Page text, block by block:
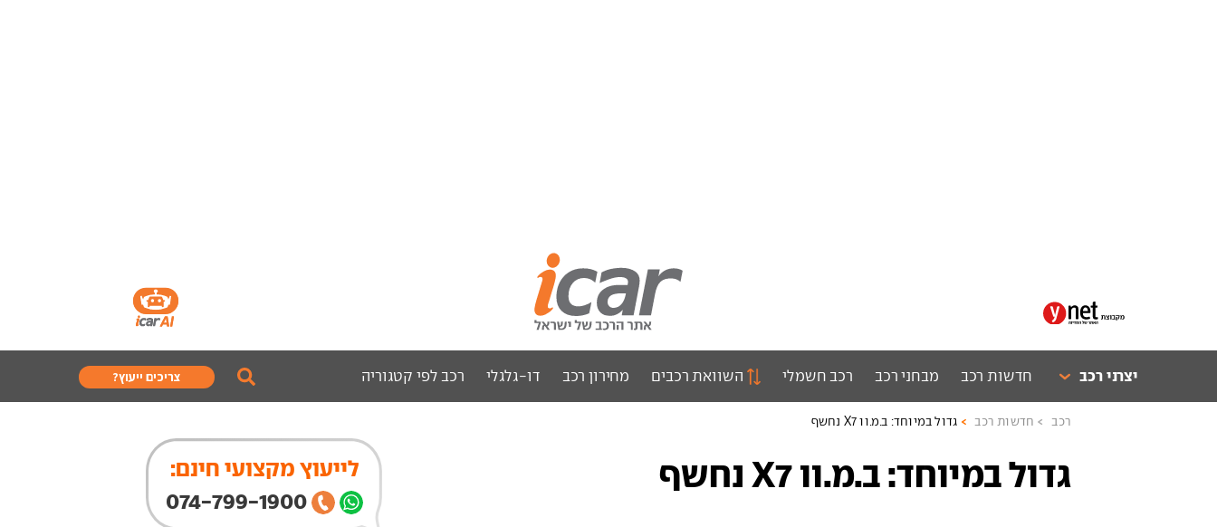
יצרני רכב חדשות רכב מבחני רכב רכב חשמלי השוואת רכבים מחירון רכב דו-גלגלי רכב לפי קטגוריה צריכים ייעוץ?
רכב חדשות רכב גדול במיוחד: ב.מ.וו X7 נחשף
גדול במיוחד: ב.מ.וו X7 נחשף
לייעוץ מקצועי חינם:
074-799-1900